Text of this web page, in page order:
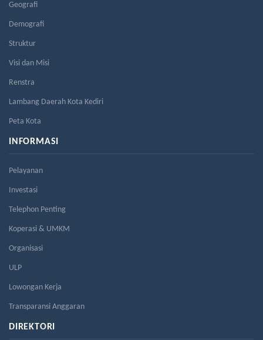
Geografi
Demografi
Struktur
Visi dan Misi
Renstra
Lambang Daerah Kota Kediri
Peta Kota
INFORMASI
Pelayanan
Investasi
Telephon Penting
Koperasi & UMKM
Organisasi
ULP
Lowongan Kerja
Transparansi Anggaran
DIREKTORI